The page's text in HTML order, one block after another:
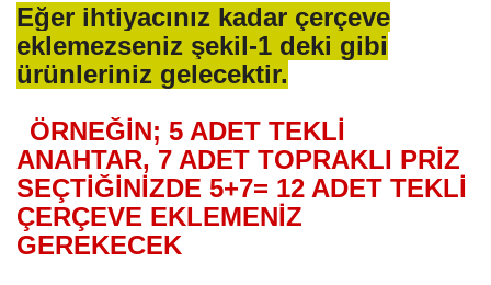
Eğer ihtiyacınız kadar çerçeve
eklemezseniz şekil-1 deki gibi
ürünleriniz gelecektir.
ÖRNEĞİN; 5 ADET TEKLİ
ANAHTAR, 7 ADET TOPRAKLI PRİZ
SEÇTİĞİNİZDE 5+7= 12 ADET TEKLİ
ÇERÇEVE EKLEMENİZ
GEREKECEK